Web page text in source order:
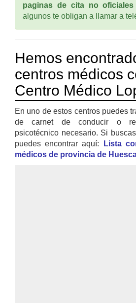
paginas de cita no
algunos te obligan a llamar a
Hemos
centros médicos
Centro Médico
En uno de estos centros puedes
de carnet de conducir o
psicotécnico necesario. Si
puedes encontrar aquí:
Lista
médicos de provincia de